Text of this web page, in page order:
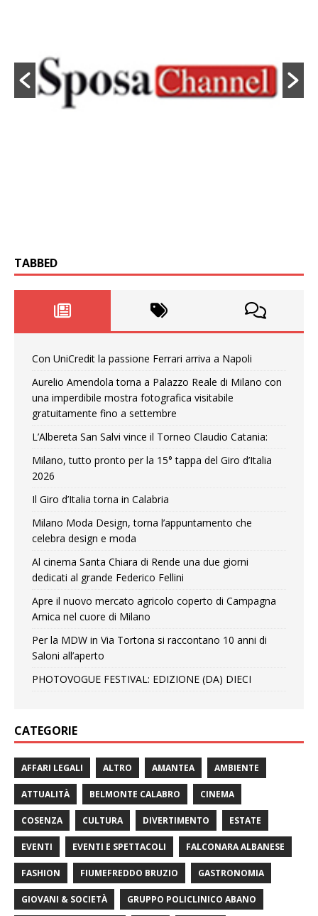
TABBED
Con UniCredit la passione Ferrari arriva a Napoli
Aurelio Amendola torna a Palazzo Reale di Milano con
una imperdibile mostra fotografica visitabile
gratuitamente fino a settembre
L’Albereta San Salvi vince il Torneo Claudio Catania:
Milano, tutto pronto per la 15° tappa del Giro d’Italia
2026
Il Giro d’Italia torna in Calabria
Milano Moda Design, torna l’appuntamento che
celebra design e moda
Al cinema Santa Chiara di Rende una due giorni
dedicati al grande Federico Fellini
Apre il nuovo mercato agricolo coperto di Campagna
Amica nel cuore di Milano
Per la MDW in Via Tortona si raccontano 10 anni di
Saloni all’aperto
PHOTOVOGUE FESTIVAL: EDIZIONE (DA) DIECI
CATEGORIE
AFFARI LEGALI ALTRO AMANTEA AMBIENTE
ATTUALITÀ BELMONTE CALABRO CINEMA
COSENZA CULTURA DIVERTIMENTO ESTATE
EVENTI EVENTI E SPETTACOLI FALCONARA ALBANESE
FASHION FIUMEFREDDO BRUZIO GASTRONOMIA
GIOVANI & SOCIETÀ GRUPPO POLICLINICO ABANO